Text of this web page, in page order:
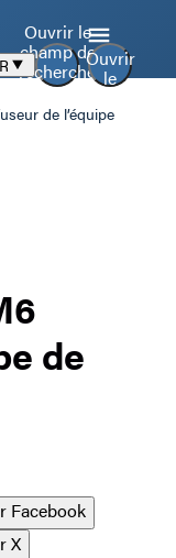
Ouvrir
le
Ouvrir le
champ de
recherche
de l’équipe
de
Facebook
X